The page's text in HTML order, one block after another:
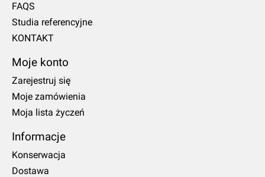
FAQS
Studia referencyjne
KONTAKT
Moje konto
Zarejestruj się
Moje zamówienia
Moja lista życzeń
Informacje
Konserwacja
Dostawa